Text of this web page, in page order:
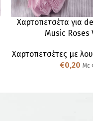
Χαρτοπετσέτα για
Music Roses
Χαρτοπετσέτες με
€0,20 Με